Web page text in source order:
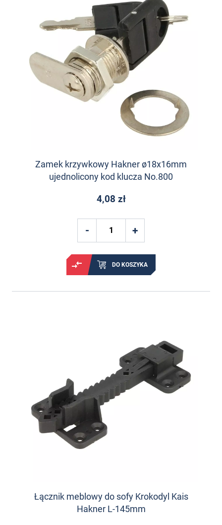
Zamek krzywkowy Hakner ø18x16mm
ujednolicony kod klucza No.800
4,08 zł
DO KOSZYKA
Łącznik meblowy do sofy Krokodyl Kais
Hakner L-145mm